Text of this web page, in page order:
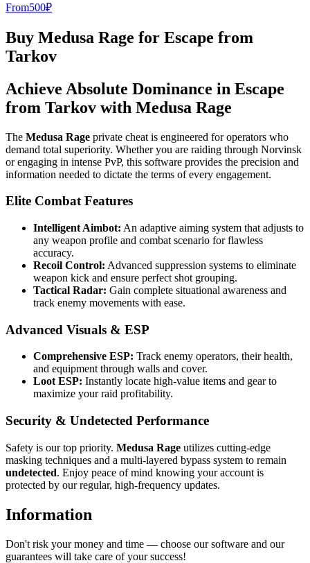
From500₽
Buy Medusa Rage for Escape from
Tarkov
Achieve Absolute Dominance in Escape
from Tarkov with Medusa Rage
The Medusa Rage private cheat is engineered for operators who
demand total superiority. Whether you are raiding through Norvinsk
or engaging in intense PvP, this software provides the precision and
information needed to dictate the terms of every engagement.
Elite Combat Features
Intelligent Aimbot: An adaptive aiming system that adjusts to
any weapon profile and combat scenario for flawless
accuracy.
Recoil Control: Advanced suppression systems to eliminate
weapon kick and ensure perfect shot grouping.
Tactical Radar: Gain complete situational awareness and
track enemy movements with ease.
Advanced Visuals & ESP
Comprehensive ESP: Track enemy operators, their health,
and equipment through walls and cover.
Loot ESP: Instantly locate high-value items and gear to
maximize your raid profitability.
Security & Undetected Performance
Safety is our top priority. Medusa Rage utilizes cutting-edge
masking techniques and a multi-layered bypass system to remain
undetected. Enjoy peace of mind knowing your account is
protected by our regular, high-frequency updates.
Information
Don't risk your money and time — choose our software and our
guarantees will take care of your success!